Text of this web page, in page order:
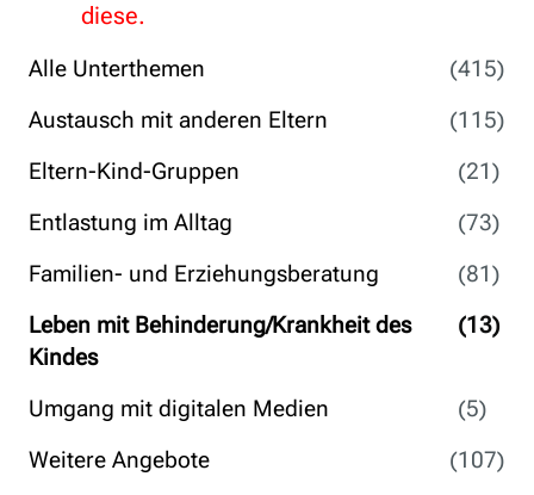
Alle Unterthemen
(415)
Austausch mit anderen Eltern
(115)
Eltern-Kind-Gruppen
(21)
Entlastung im Alltag
(73)
Familien- und Erziehungsberatung
(81)
Leben mit Behinderung/Krankheit des
Kindes
(13)
Umgang mit digitalen Medien
(5)
Weitere Angebote
(107)
diese.